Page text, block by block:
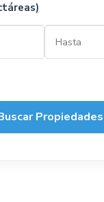
Propiedades